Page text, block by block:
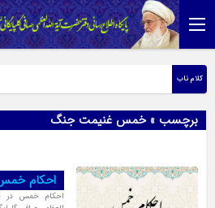
کلام ناب
برچسب » خمس غنیمت جنگ
احکام
احکام خمس در